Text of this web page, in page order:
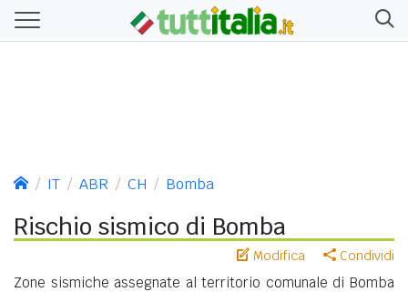
IT ABR CH Bomba
Rischio sismico di Bomba
Modifica Condividi
Zone sismiche assegnate al territorio comunale di Bomba